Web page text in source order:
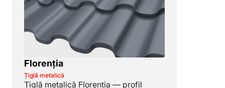
Florenția
Țiglă metalică
Țiglă metalică Florentia — profil